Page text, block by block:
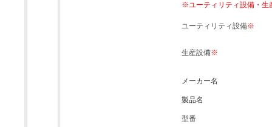
※ユーティリティ設備・生
ユーティリティ設備※
生産設備※
メーカー名
製品名
型番